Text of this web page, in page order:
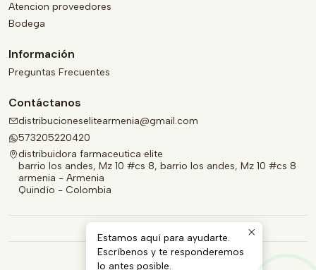
Atencion proveedores
Bodega
Información
Preguntas Frecuentes
Contáctanos
distribucioneselitearmenia@gmail.com
573205220420
distribuidora farmaceutica elite
barrio los andes, Mz 10 #cs 8, barrio los andes, Mz 10 #cs 8
armenia - Armenia
Quindío - Colombia
Estamos aquí para ayudarte.
Escríbenos y te responderemos
lo antes posible.